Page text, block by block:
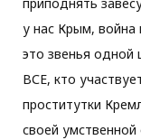
у нас Крым,
это звенья
ВСЕ, кто
проститутки
своей